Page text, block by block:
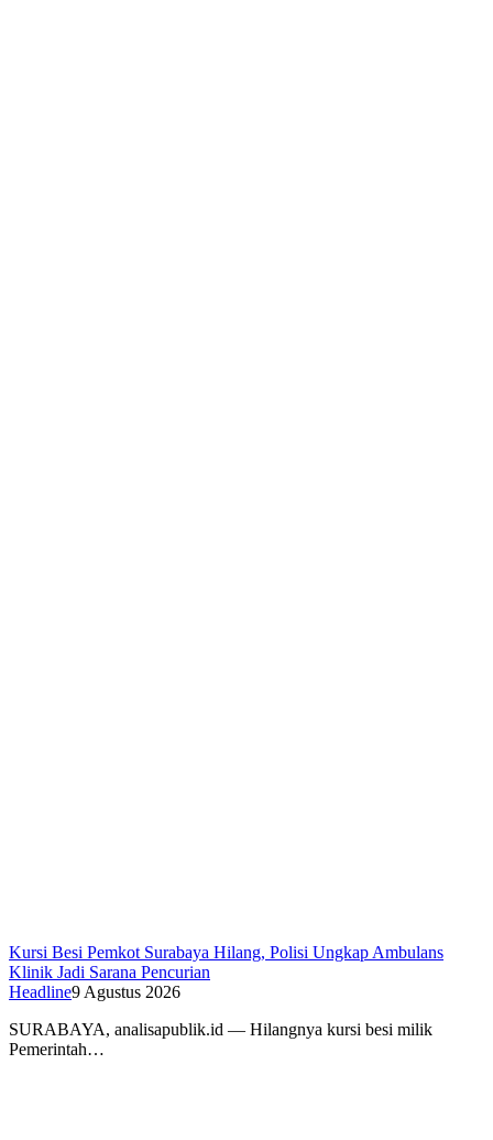
Kursi Besi Pemkot Surabaya Hilang, Polisi Ungkap Ambulans
Klinik Jadi Sarana Pencurian
Headline9 Agustus 2026
SURABAYA, analisapublik.id — Hilangnya kursi besi milik
Pemerintah…